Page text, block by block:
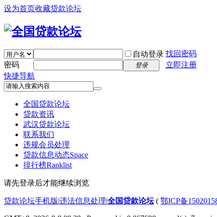
设为首页收藏贷款论坛
自动登录 找回密码
密码
登录
立即注册
快捷导航
全国贷款论坛
贷款资讯
武汉贷款论坛
联系我们
违规会员处理
贷款信息动态Space
排行榜Ranklist
请先登录后才能继续浏览
贷款论坛手机版|违法信息处理|全国贷款论坛( 鄂ICP备